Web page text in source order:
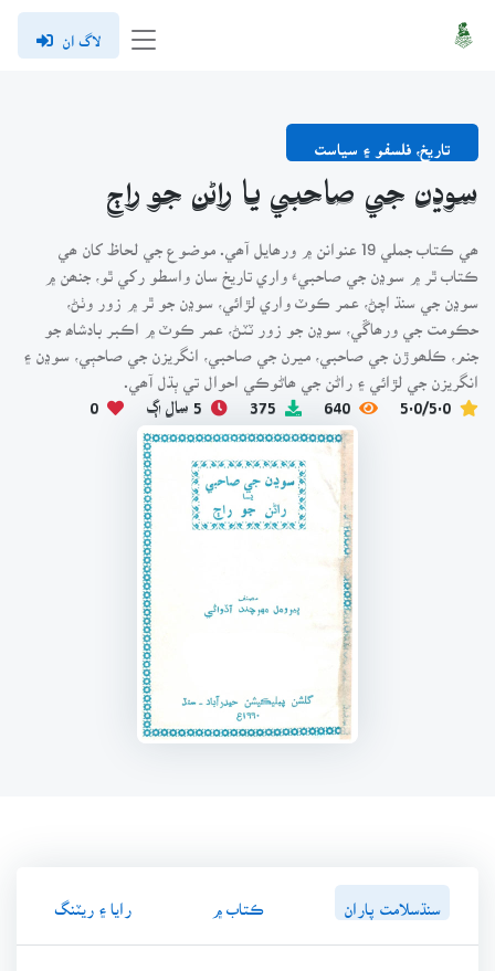
لاگ ان
تاريخ، فلسفو ۽ سياست
سوڍن جي صاحبي يا راڻن جو راڄ
ھي ڪتاب جملي 19 عنوانن ۾ ورھايل آھي. موضوع جي لحاظ کان ھي
ڪتاب ٿر ۾ سوڍن جي صاحبيءََ واري تاريخ سان واسطو رکي ٿو، جنھن ۾
سوڍن جي سنڌ اچڻ، عمر ڪوٽ واري لڙائي، سوڍن جو ٿر ۾ زور وٺڻ،
حڪومت جي ورھاڱي، سوڍن جو زور ٽٽڻ، عمر ڪوٽ ۾ اڪبر بادشاھ جو
جنم، ڪلھوڙن جي صاحبي، ميرن جي صاحبي، انگريزن جي صاحٻي، سوڍن ۽
انگريزن جي لڙائي ۽ راڻن جي ھاڻوڪي احوال تي ٻڌل آھي.
5.0/5.0
640
375 5 سال اڳ 0
سنڌسلامت پاران ڪتاب ۾ رايا ۽ ريٽنگ